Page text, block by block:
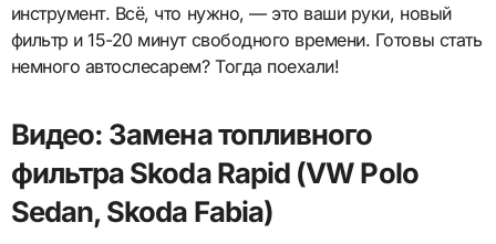
инструмент. Всё, что нужно, — это ваши руки, новый
фильтр и 15-20 минут свободного времени. Готовы стать
немного автослесарем? Тогда поехали!
Видео: Замена топливного
фильтра Skoda Rapid (VW Polo
Sedan, Skoda Fabia)